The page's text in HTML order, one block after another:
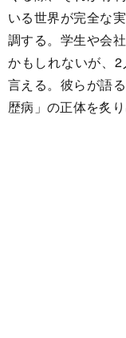
いる世界が完全な
調する。学生や会
かもしれないが、
言える。彼らが語
歴病」の正体を炙り